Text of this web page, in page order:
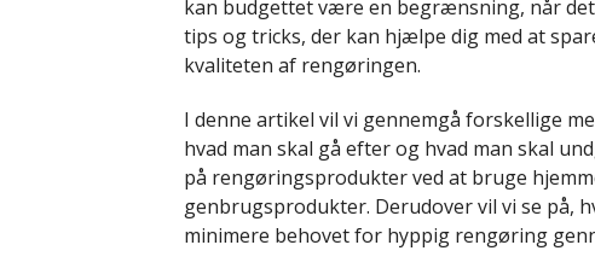
kan budgettet være en begrænsning, når
tips og tricks, der kan hjælpe dig med at
kvaliteten af rengøringen.
I denne artikel vil vi gennemgå forskellige
hvad man skal gå efter og hvad man skal
på rengøringsprodukter ved at bruge
genbrugsprodukter. Derudover vil vi se på,
minimere behovet for hyppig rengøring